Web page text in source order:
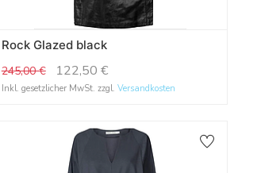
Rock Glazed black
245,00€ 122,50 €
Inkl. gesetzlicher MwSt. zzgl. Versandkosten